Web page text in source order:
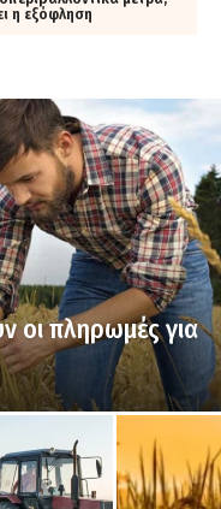
η εξόφληση
οι πληρωμές για